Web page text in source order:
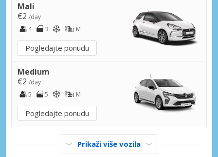
Mali
€2 /day
4
3 M
Pogledajte ponudu
Medium
€2 /day
5
5 M
Pogledajte ponudu
Prikaži više vozila